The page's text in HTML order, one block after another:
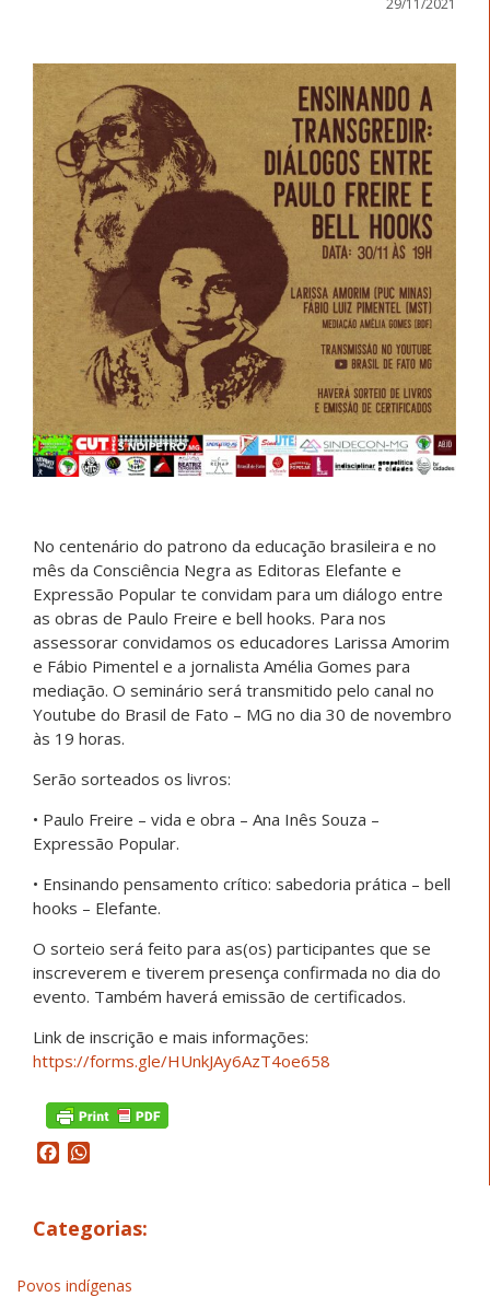
No centenário do patrono da educação brasileira e no
mês da Consciência Negra as Editoras Elefante e
Expressão Popular te convidam para um diálogo entre
as obras de Paulo Freire e bell hooks. Para nos
assessorar convidamos os educadores Larissa Amorim
e Fábio Pimentel e a jornalista Amélia Gomes para
mediação. O seminário será transmitido pelo canal no
Youtube do Brasil de Fato – MG no dia 30 de novembro
às 19 horas.
Serão sorteados os livros:
• Paulo Freire – vida e obra – Ana Inês Souza –
Expressão Popular.
• Ensinando pensamento crítico: sabedoria prática – bell
hooks – Elefante.
O sorteio será feito para as(os) participantes que se
inscreverem e tiverem presença confirmada no dia do
evento. Também haverá emissão de certificados.
Link de inscrição e mais informações:
https://forms.gle/HUnkJAy6AzT4oe658
Facebook
Categorias:
Povos indígenas